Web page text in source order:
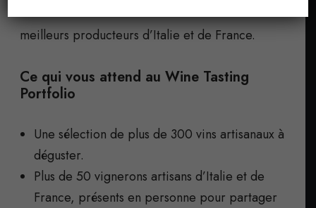
meilleurs producteurs d’Italie et de France.
Ce qui vous attend au Wine Tasting
Portfolio
Une sélection de plus de 300 vins artisanaux à
déguster.
Plus de 50 vignerons artisans d’Italie et de
France, présents en personne pour partager